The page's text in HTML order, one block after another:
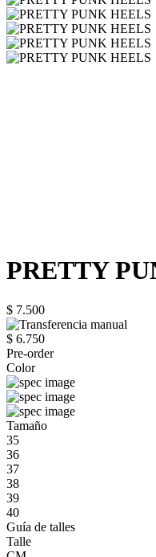
PRETTY
$ 7.500
$ 6.750
Pre-order
Color
Tamaño
35
36
37
38
39
40
Guía de talles
Talle